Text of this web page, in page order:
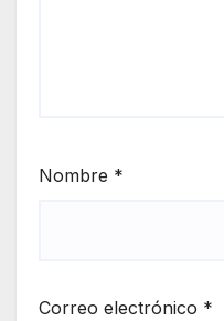
Nombre *
Correo electrónico *